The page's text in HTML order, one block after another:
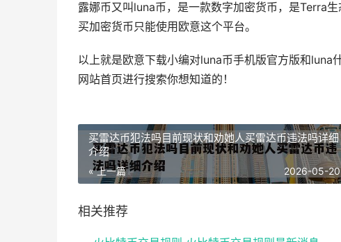
露娜币又叫luna币，是一款数字加密货币，是Terra
买加密货币只能使用欧意这个平台。
以上就是欧意下载小编对luna币手机版官方版和luna
网站首页进行搜索你想知道的！
买雷达币犯法吗目前现状和劝她人买雷达币违法吗详细
介绍
« 上一篇 2026-05-20
相关推荐